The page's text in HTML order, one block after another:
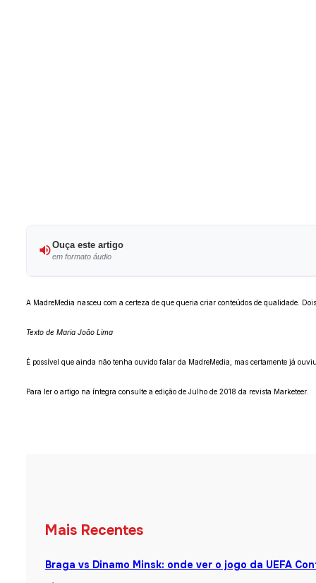
Ouça este artigo
em formato áudio
A MadreMedia nasceu com a certeza de que queria criar conteúdos de qualidade.
Texto de Maria João Lima
É possível que ainda não tenha ouvido falar da MadreMedia, mas certamente já
Para ler o artigo na íntegra consulte a edição de Julho de 2018 da revista Marketeer.
Mais Recentes
Braga vs Dinamo Minsk: onde ver o jogo da UEFA